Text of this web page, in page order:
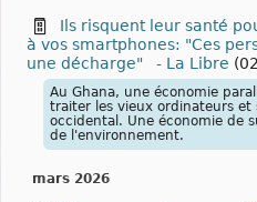
Ils risquent leur santé
à vos smartphones: "Ces
une décharge" - La Libre
Au Ghana, une économie
traiter les vieux ordinateurs
occidental. Une économie de
de l'environnement.
mars 2026